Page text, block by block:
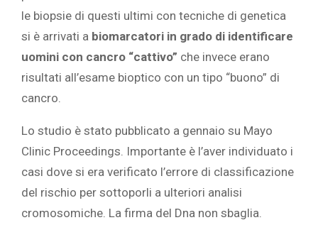
le biopsie di questi ultimi con tecniche di genetica
si è arrivati a biomarcatori in grado di identificare
uomini con cancro “cattivo” che invece erano
risultati all’esame bioptico con un tipo “buono” di
cancro.
Lo studio è stato pubblicato a gennaio su Mayo
Clinic Proceedings. Importante è l’aver individuato i
casi dove si era verificato l’errore di classificazione
del rischio per sottoporli a ulteriori analisi
cromosomiche. La firma del Dna non sbaglia.